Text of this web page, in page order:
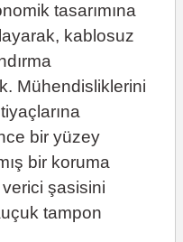
tasarımına
kablosuz
Mühendisliklerini
bir yüzey
bir koruma
şasisini
tampon